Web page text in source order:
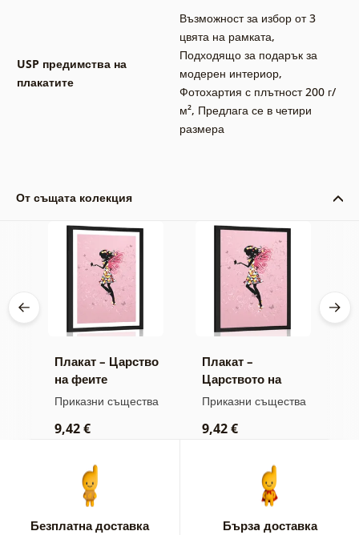
USP предимства на
плакатите
Възможност за избор от 3
цвята на рамката,
Подходящо за подарък за
модерен интериор,
Фотохартия с плътност 200 г/
м², Предлага се в четири
размера
От същата колекция
Плакат – Царство
на феите
Приказни същества
9,42 €
Плакат –
Царството на
феите
Приказни същества
9,42 €
Безплатна доставка Бързa доставка